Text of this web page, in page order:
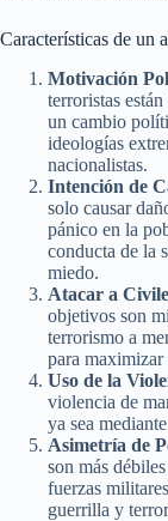
Características de un
Motivación
terroristas
un cambio
ideologías
nacionalistas.
Intención de
solo causar
pánico en la
conducta de la
miedo.
Atacar a
objetivos son
terrorismo a
para
Uso de la
violencia de
ya sea
Asimetría de
son más
fuerzas
guerrilla y